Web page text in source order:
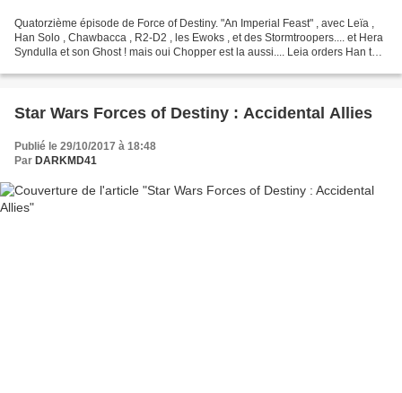
Quatorzième épisode de Force of Destiny. "An Imperial Feast" , avec Leïa ,
Han Solo , Chawbacca , R2-D2 , les Ewoks , et des Stormtroopers.... et Hera
Syndulla et son Ghost ! mais oui Chopper est la aussi.... Leia orders Han to
Star Wars Forces of Destiny : Accidental Allies
Publié le 29/10/2017 à 18:48
Par DARKMD41